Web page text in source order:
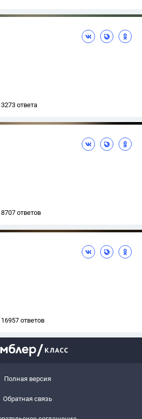
3273 ответа
8707 ответов
16957 ответов
Полная версия
Обратная связь